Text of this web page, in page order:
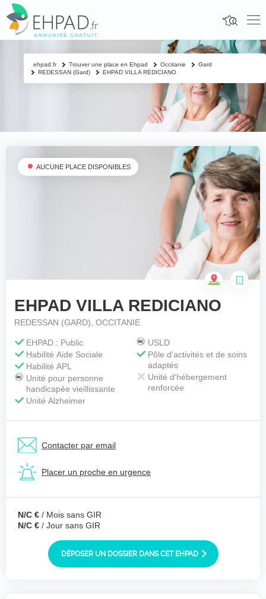
Fermer
Contacter un proche
Nom & prénom du résident à contacter *
Votre téléphone *
Votre message
Joindre des fichiers (lettre manuscrite,
dessin, photo ..)
AUCUNE PLACE DISPONIBLES
EHPAD VILLA REDICIANO
REDESSAN (GARD), OCCITANIE
EHPAD : Public
Habilité Aide Sociale
Habilité APL
Unité pour personne
handicapée vieillissante
Unité Alzheimer
USLD
Pôle d'activités et de soins
adaptés
Unité d'hébergement
renforcée
Contacter par email
Placer un proche en urgence
N/C € / Mois sans GIR
N/C € / Jour sans GIR
DÉPOSER UN DOSSIER DANS CET EHPAD
ehpad.fr Trouver une place en Ehpad Occitanie
Gard
REDESSAN (Gard)
EHPAD VILLA REDICIANO